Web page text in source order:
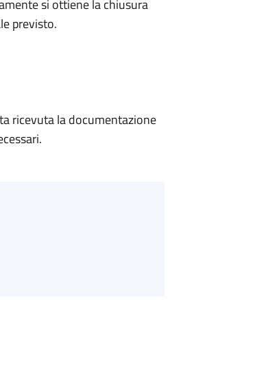
si ottiene la chiusura
previsto.
ricevuta la documentazione